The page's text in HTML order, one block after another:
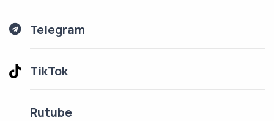
Telegram
TikTok
Rutube